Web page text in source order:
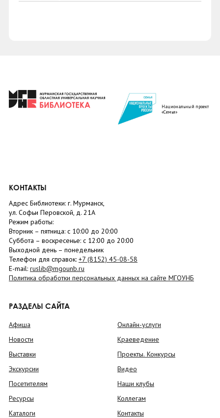
Национальный проект
«Семья»
КОНТАКТЫ
Адрес Библиотеки: г. Мурманск,
ул. Софьи Перовской, д. 21А
Режим работы:
Вторник – пятница: с 10:00 до 20:00
Суббота – воскресенье: c 12:00 до 20:00
Выходной день – понедельник
Телефон для справок: +7 (8152) 45-08-58
E-mail: ruslib@mgounb.ru
Политика обработки персональных данных на сайте МГОУНБ
РАЗДЕЛЫ САЙТА
Афиша
Новости
Выставки
Экскурсии
Посетителям
Ресурсы
Каталоги
Онлайн-услуги
Краеведение
Проекты. Конкурсы
Видео
Наши клубы
Коллегам
Контакты